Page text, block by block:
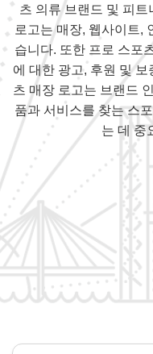
츠 의류 브랜드 및 피
로고는 매장, 웹사이트,
습니다. 또한 프로 스포
에 대한 광고, 후원 및
츠 매장 로고는 브랜드
품과 서비스를 찾는 스
는 데 중